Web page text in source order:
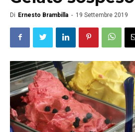
Di Ernesto Brambilla - 19 Settembre 2019